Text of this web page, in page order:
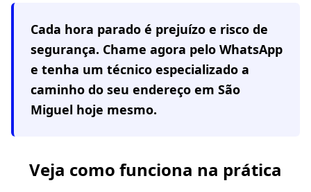
Cada hora parado é prejuízo e risco de
segurança. Chame agora pelo WhatsApp
e tenha um técnico especializado a
caminho do seu endereço em São
Miguel hoje mesmo.
Veja como funciona na prática